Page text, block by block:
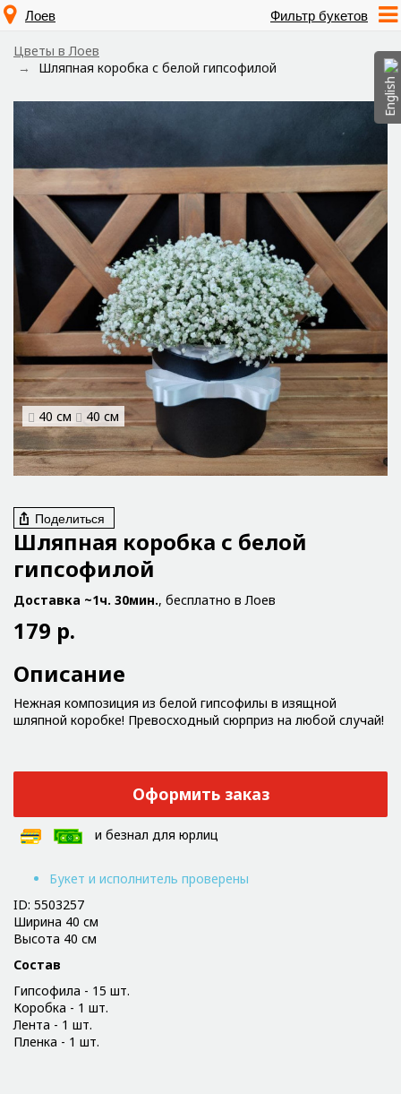
Фильтр букетов
Лоев
Цветы в Лоев
Шляпная коробка с белой гипсофилой
40 см 40 см
Поделиться
Шляпная коробка с белой
гипсофилой
Доставка ~1ч. 30мин., бесплатно в Лоев
179 р.
Описание
Нежная композиция из белой гипсофилы в изящной
шляпной коробке! Превосходный сюрприз на любой случай!
Оформить заказ
и безнал для юрлиц
Букет и исполнитель проверены
ID: 5503257
Ширина 40 см
Высота 40 см
Состав
Гипсофила - 15 шт.
Коробка - 1 шт.
Лента - 1 шт.
Пленка - 1 шт.
English